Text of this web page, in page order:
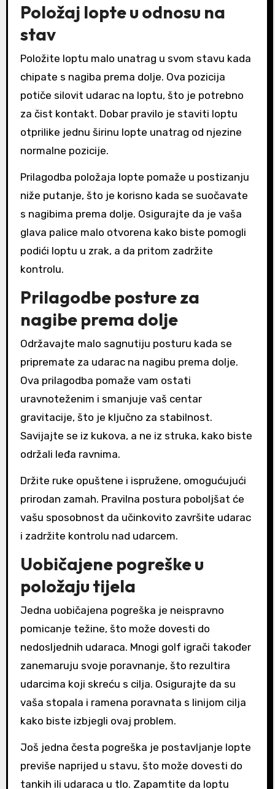
Položaj lopte u odnosu na
stav
Položite loptu malo unatrag u svom stavu kada
chipate s nagiba prema dolje. Ova pozicija
potiče silovit udarac na loptu, što je potrebno
za čist kontakt. Dobar pravilo je staviti loptu
otprilike jednu širinu lopte unatrag od njezine
normalne pozicije.
Prilagodba položaja lopte pomaže u postizanju
niže putanje, što je korisno kada se suočavate
s nagibima prema dolje. Osigurajte da je vaša
glava palice malo otvorena kako biste pomogli
podići loptu u zrak, a da pritom zadržite
kontrolu.
Prilagodbe posture za
nagibe prema dolje
Održavajte malo sagnutiju posturu kada se
pripremate za udarac na nagibu prema dolje.
Ova prilagodba pomaže vam ostati
uravnoteženim i smanjuje vaš centar
gravitacije, što je ključno za stabilnost.
Savijajte se iz kukova, a ne iz struka, kako biste
održali leđa ravnima.
Držite ruke opuštene i ispružene, omogućujući
prirodan zamah. Pravilna postura poboljšat će
vašu sposobnost da učinkovito završite udarac
i zadržite kontrolu nad udarcem.
Uobičajene pogreške u
položaju tijela
Jedna uobičajena pogreška je neispravno
pomicanje težine, što može dovesti do
nedosljednih udaraca. Mnogi golf igrači također
zanemaruju svoje poravnanje, što rezultira
udarcima koji skreću s cilja. Osigurajte da su
vaša stopala i ramena poravnata s linijom cilja
kako biste izbjegli ovaj problem.
Još jedna česta pogreška je postavljanje lopte
previše naprijed u stavu, što može dovesti do
tankih ili udaraca u tlo. Zapamtite da loptu